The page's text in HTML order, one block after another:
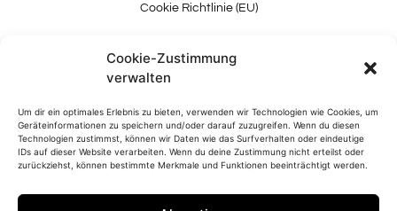
Cookie-Zustimmung
verwalten
Um dir ein optimales Erlebnis zu bieten, verwenden wir Technologien wie Cookies, um
Geräteinformationen zu speichern und/oder darauf zuzugreifen. Wenn du diesen
Technologien zustimmst, können wir Daten wie das Surfverhalten oder eindeutige
IDs auf dieser Website verarbeiten. Wenn du deine Zustimmung nicht erteilst oder
zurückziehst, können bestimmte Merkmale und Funktionen beeinträchtigt werden.
Cookie Richtlinie (EU)